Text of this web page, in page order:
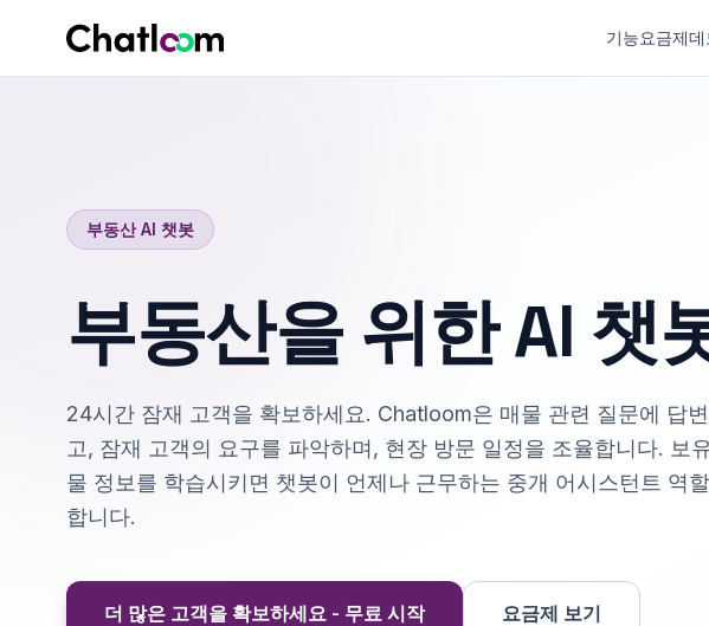
기능요금제데
부동산 AI 챗봇
부동산을 위한 AI 챗
24시간 잠재 고객을 확보하세요. Chatloom은 매물 관련 질문에 답
고, 잠재 고객의 요구를 파악하며, 현장 방문 일정을 조율합니다. 보
물 정보를 학습시키면 챗봇이 언제나 근무하는 중개 어시스턴트 역
합니다.
더 많은 고객을 확보하세요 - 무료 시작 요금제 보기